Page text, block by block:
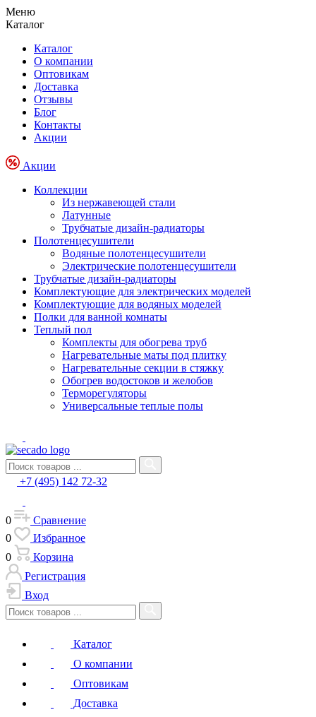
Меню
Каталог
Каталог
О компании
Оптовикам
Доставка
Отзывы
Блог
Контакты
Акции
Акции
Коллекции
Из нержавеющей стали
Латунные
Трубчатые дизайн-радиаторы
Полотенцесушители
Водяные полотенцесушители
Электрические полотенцесушители
Трубчатые дизайн-радиаторы
Комплектующие для электрических моделей
Комплектующие для водяных моделей
Полки для ванной комнаты
Теплый пол
Комплекты для обогрева труб
Нагревательные маты под плитку
Нагревательные секции в стяжку
Обогрев водостоков и желобов
Терморегуляторы
Универсальные теплые полы
+7 (495) 142 72-32
0
Сравнение
0
Избранное
0
Корзина
Регистрация
Вход
Каталог
О компании
Оптовикам
Доставка